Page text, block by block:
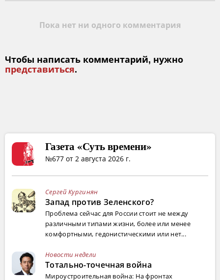
Пока нет ни одного комментария
Чтобы написать комментарий, нужно
представиться.
Газета «Суть времени»
№677 от 2 августа 2026 г.
Сергей Кургинян
Запад против Зеленского?
Проблема сейчас для России стоит не между
различными типами жизни, более или менее
комфортными, гедонистическими или нет...
Новости недели
Тотально-точечная война
Мироустроительная война: На фронтах